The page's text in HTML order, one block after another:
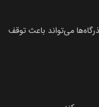
می‌تواند باعث توقف